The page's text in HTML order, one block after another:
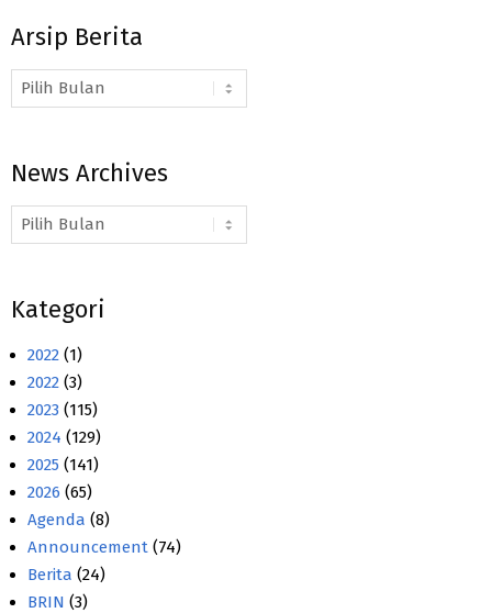
Arsip Berita
Arsip
Berita
News Archives
News
Archives
Kategori
2022 (1)
2022 (3)
2023 (115)
2024 (129)
2025 (141)
2026 (65)
Agenda (8)
Announcement (74)
Berita (24)
BRIN (3)